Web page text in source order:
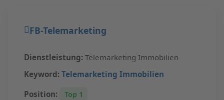
FB-Telemarketing
Dienstleistung: Telemarketing Immobilien
Keyword: Telemarketing Immobilien
Position: Top 1